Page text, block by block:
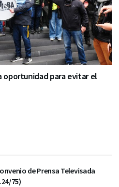
oportunidad para evitar el
de Prensa Televisada
75)